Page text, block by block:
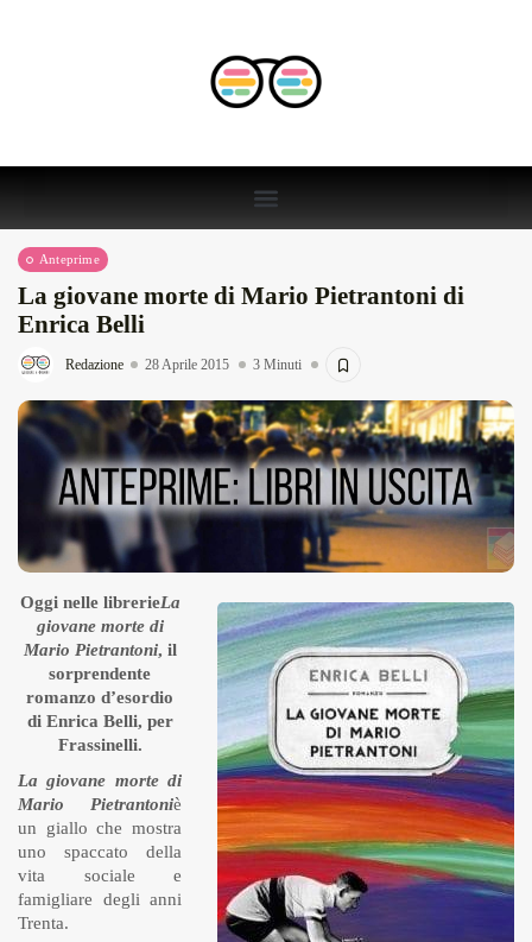
Anteprime
La giovane morte di Mario Pietrantoni di
Enrica Belli
Redazione 28 Aprile 2015 3 Minuti
Oggi nelle librerieLa
giovane morte di
Mario Pietrantoni, il
sorprendente
romanzo d’esordio
di Enrica Belli, per
Frassinelli.
La giovane morte di
Mario Pietrantoniè
un giallo che mostra
uno spaccato della
vita sociale e
famigliare degli anni
Trenta.